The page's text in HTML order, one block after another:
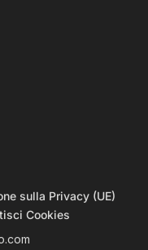
sulla Privacy (UE)
Cookies